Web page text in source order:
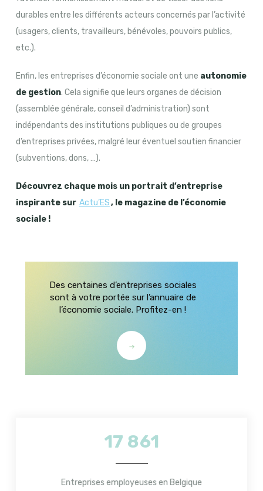
durables entre les différents acteurs concernés par l’activité
(usagers, clients, travailleurs, bénévoles, pouvoirs publics,
etc.).
Enfin, les entreprises d’économie sociale ont une autonomie
de gestion. Cela signifie que leurs organes de décision
(assemblée générale, conseil d’administration) sont
indépendants des institutions publiques ou de groupes
d’entreprises privées, malgré leur éventuel soutien financier
(subventions, dons, …).
Découvrez chaque mois un portrait d’entreprise
inspirante sur Actu’ES, le magazine de l’économie
sociale !
Des centaines d’entreprises sociales
sont à votre portée sur l’annuaire de
l’économie sociale. Profitez-en !
17 861
Entreprises employeuses en Belgique